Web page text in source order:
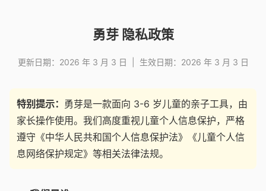
勇芽 隐私政策
更新日期：2026 年 3 月 3 日 | 生效日期：2026 年 3 月 3 日
特别提示： 勇芽是一款面向 3-6 岁儿童的亲子工具，由
家长操作使用。我们高度重视儿童个人信息保护，严格
遵守《中华人民共和国个人信息保护法》《儿童个人信
息网络保护规定》等相关法律法规。